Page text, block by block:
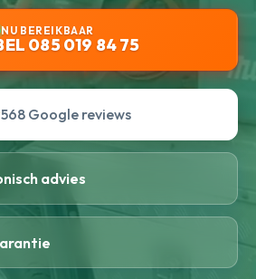
NU BEREIKBAAR
085 019 84 75
568 Google reviews
advies